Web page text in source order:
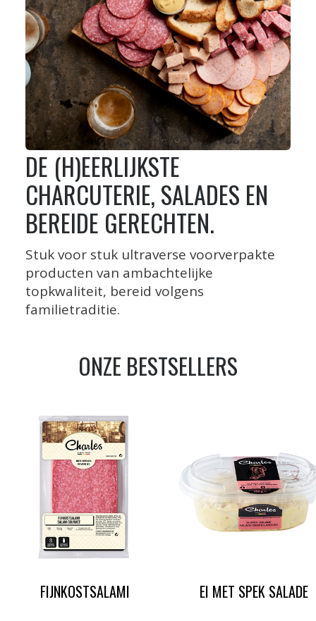
DE (H)EERLIJKSTE
CHARCUTERIE, SALADES EN
BEREIDE GERECHTEN.
Stuk voor stuk ultraverse voorverpakte
producten van ambachtelijke
topkwaliteit, bereid volgens
familietraditie.
ONZE BESTSELLERS
FIJNKOSTSALAMI EI MET SPEK SALADE